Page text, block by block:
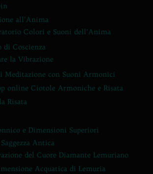
all’Anima
Colori e Suoni dell’Anima
di Coscienza
la Vibrazione
Meditazione con Suoni Armonici
online Ciotole Armoniche e Risata
Risata
e Dimensioni Superiori
Antica
del Cuore Diamante Lemuriano
Acquatica di Lemuria